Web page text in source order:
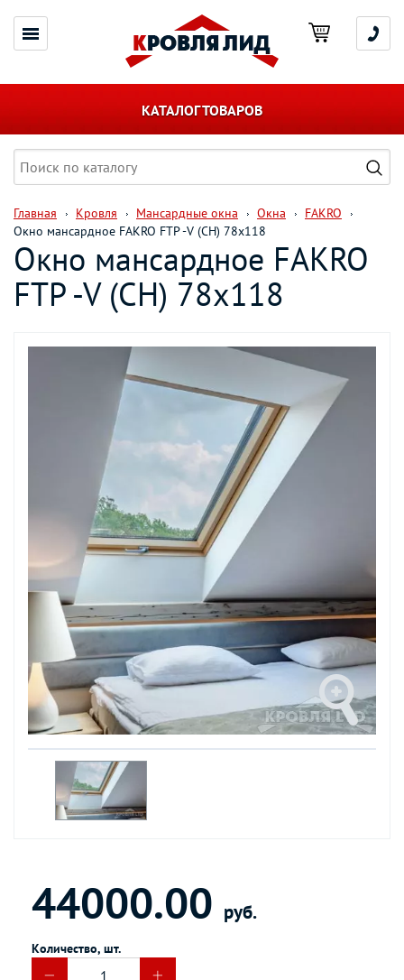
КАТАЛОГ ТОВАРОВ
Главная Кровля Мансардные окна Окна
FAKRO
Окно мансардное FAKRO FTP -V (CH) 78х118
Окно мансардное FAKRO
FTP -V (CH) 78х118
44000.00 руб.
Количество, шт.